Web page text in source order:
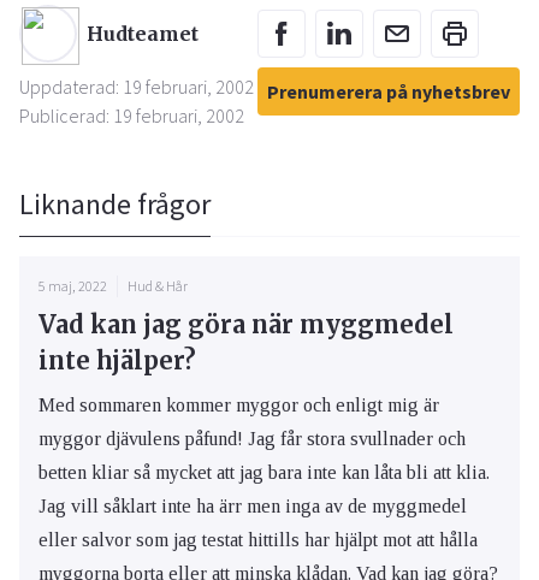
Hudteamet
Uppdaterad: 19 februari, 2002
Publicerad: 19 februari, 2002
Prenumerera på nyhetsbrev
Liknande frågor
5 maj, 2022 Hud & Hår
Vad kan jag göra när myggmedel
inte hjälper?
Med sommaren kommer myggor och enligt mig är
myggor djävulens påfund! Jag får stora svullnader och
betten kliar så mycket att jag bara inte kan låta bli att klia.
Jag vill såklart inte ha ärr men inga av de myggmedel
eller salvor som jag testat hittills har hjälpt mot att hålla
myggorna borta eller att minska klådan. Vad kan jag göra?